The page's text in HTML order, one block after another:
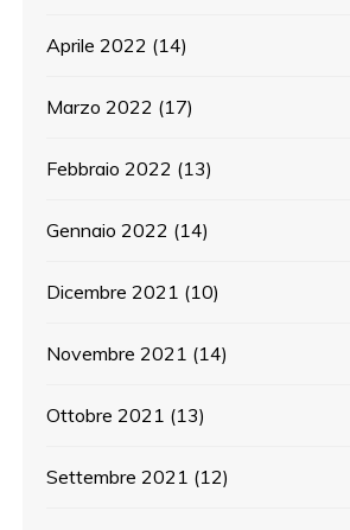
Aprile 2022 (14)
Marzo 2022 (17)
Febbraio 2022 (13)
Gennaio 2022 (14)
Dicembre 2021 (10)
Novembre 2021 (14)
Ottobre 2021 (13)
Settembre 2021 (12)